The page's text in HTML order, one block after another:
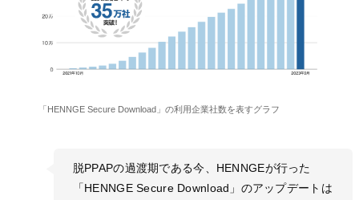
「HENNGE Secure Download」の利用企業社数を表すグラフ
脱PPAPの過渡期である今、HENNGEが行った
「HENNGE Secure Download」のアップデートは